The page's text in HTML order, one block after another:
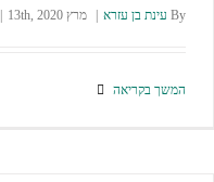
עינת בן עזרא | מרץ 13th, 2020 |
המשך בקריאה